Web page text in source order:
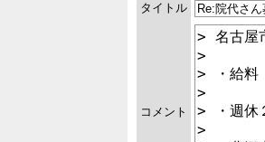
タイトル
コメント